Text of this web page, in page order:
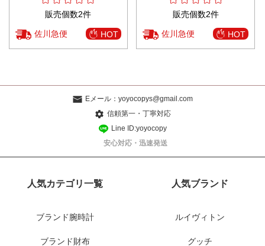
販売個数2件
佐川急便 HOT
販売個数2件
佐川急便 HOT
Eメール： yoyocopys@gmail.com
信頼第一・丁寧対応
Line ID:yoyocopy
安心対応・迅速発送
人気カテゴリ一覧
ブランド腕時計
ブランド財布
人気ブランド
ルイヴィトン
グッチ